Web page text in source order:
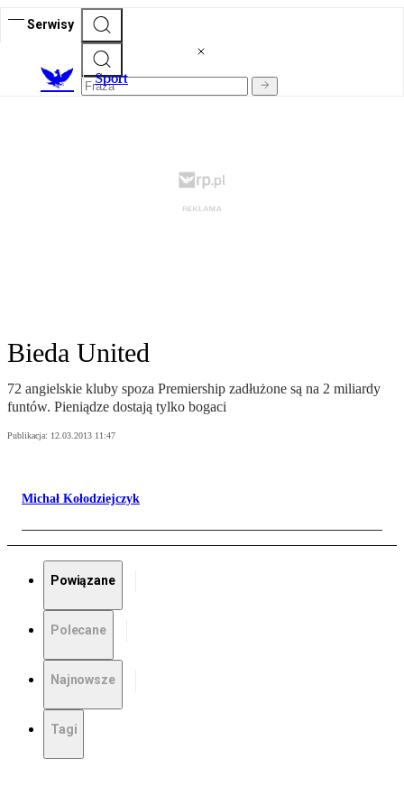
Serwisy
Sport
Bieda United
72 angielskie kluby spoza Premiership zadłużone są na 2 miliardy
funtów. Pieniądze dostają tylko bogaci
Publikacja: 12.03.2013 11:47
Michał Kołodziejczyk
Powiązane
Polecane
Najnowsze
Tagi